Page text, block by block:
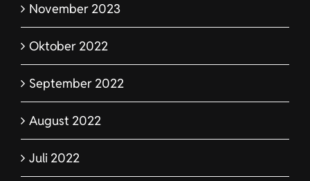
November 2023
Oktober 2022
September 2022
August 2022
Juli 2022